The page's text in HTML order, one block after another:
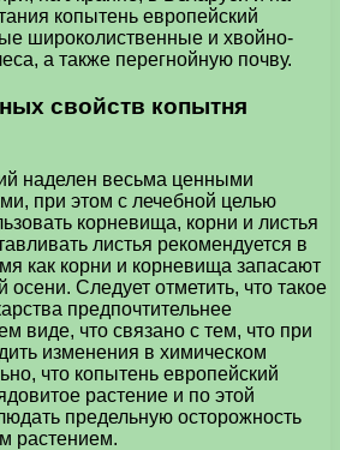
копытень европейский
широколиственные и хвойно-
а также перегнойную почву.
свойств копытня
наделен весьма ценными
при этом с лечебной целью
корневища, корни и листья
листья рекомендуется в
как корни и корневища запасают
Следует отметить, что такое
предпочтительнее
виде, что связано с тем, что при
изменения в химическом
что копытень европейский
растение и по этой
предельную осторожность
растением.